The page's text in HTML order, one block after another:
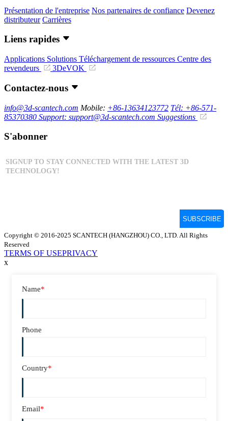
Présentation de l'entreprise Nos partenaires de confiance Devenez
distributeur Carrières
Liens rapides
Applications Solutions Téléchargement de ressources Centre des
revendeurs
3DeVOK
Contactez-nous
info@3d-scantech.com Mobile: +86-13634123772 Tél: +86-571-
85370380 Support: support@3d-scantech.com Suggestions
S'abonner
Copyright © 2016-2025 SCANTECH (HANGZHOU) CO., LTD. All Rights
Reserved
TERMS OF USEPRIVACY
x
Name*
Phone
Country*
Email*